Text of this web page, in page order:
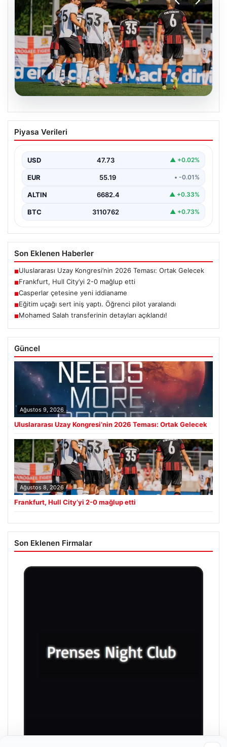
Frankfurt, Hull City’yi 2-0 mağlup etti
Almanya’nın köklü futbol kulüplerinden Eintracht
Piyasa Verileri
USD 47.73 ▲ +0.02%
EUR 55.19 • -0.01%
ALTIN 6682.4 ▲ +0.33%
BTC 3110762 ▲ +0.73%
Son Eklenen Haberler
■Uluslararası Uzay Kongresi’nin 2026 Teması: Ortak Gelecek
■Frankfurt, Hull City’yi 2-0 mağlup etti
■Casperlar çetesine yeni iddianame
■Eğitim uçağı sert iniş yaptı. Öğrenci pilot yaralandı
■Mohamed Salah transferinin detayları açıklandı!
Güncel
Ağustos 9, 2026
Uluslararası Uzay Kongresi’nin 2026 Teması: Ortak Gelecek
Ağustos 8, 2026
Frankfurt, Hull City’yi 2-0 mağlup etti
Son Eklenen Firmalar